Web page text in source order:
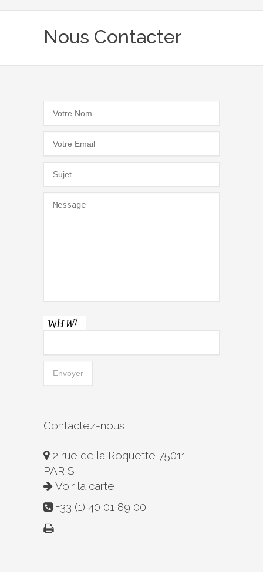
Nous Contacter
Contactez-nous
2 rue de la Roquette 75011
PARIS
Voir la carte
+33 (1) 40 01 89 00